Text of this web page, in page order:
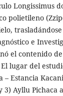
Longissimus
polietileno
e
el contenido
lugar del
– Estancia
3) Ayllu